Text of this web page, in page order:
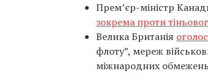
Прем’єр-міністр
зокрема проти
Велика Британія
флоту”, мереж
міжнародних